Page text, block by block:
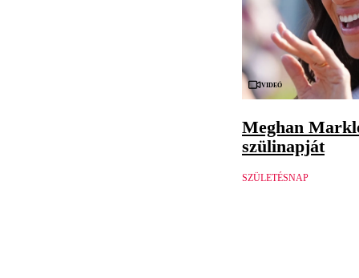
Videó
Meghan
szülinapját
SZÜLETÉSNAP